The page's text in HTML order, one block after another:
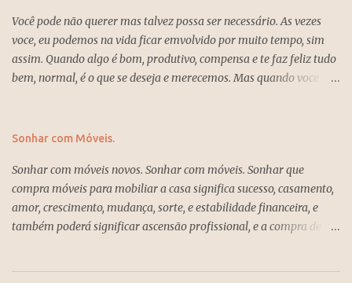
Você pode não querer mas talvez possa ser necessário. As vezes
voce, eu podemos na vida ficar emvolvido por muito tempo, sim
assim. Quando algo é bom, produtivo, compensa e te faz feliz tudo
bem, normal, é o que se deseja e merecemos. Mas quando voce
passou um bom tempo e sente que possivelmente não trará
hora de mudar e deixar pra trás tudo isso e recomeçar com algo
novo, assim voce vai começar a lidar melhor com a vida e os
resultados virão, sempre com fé e verdade, ser feliz é o que Deus
quer para nós.
Sonhar com Móveis.
Sonhar com móveis novos. Sonhar com móveis. Sonhar que
compra móveis para mobiliar a casa significa sucesso, casamento,
amor, crescimento, mudança, sorte, e estabilidade financeira, e
também poderá significar ascensão profissional, e a compra de